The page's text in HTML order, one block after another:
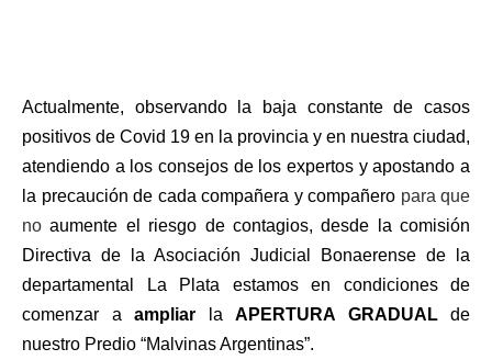
Actualmente, observando la baja constante de casos
positivos de Covid 19 en la provincia y en nuestra ciudad,
atendiendo a los consejos de los expertos y apostando a
la precaución de cada compañera y compañero para que
noaumente el riesgo de contagios, desde la comisión
Directiva de la Asociación Judicial Bonaerense de la
departamental La Plata estamos en condiciones de
comenzar a ampliar la APERTURA GRADUALde
nuestro Predio “Malvinas Argentinas”.